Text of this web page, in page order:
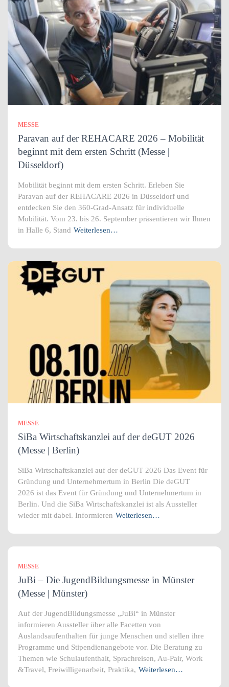
MESSE
Paravan auf der REHACARE 2026 – Mobilität
beginnt mit dem ersten Schritt (Messe |
Düsseldorf)
Mobilität beginnt mit dem ersten Schritt. Erleben Sie
Paravan auf der REHACARE 2026 in Düsseldorf und
entdecken Sie den 360-Grad-Ansatz für individuelle
Mobilität. Vom 23. bis 26. September präsentieren wir Ihnen
in Halle 6, Stand Weiterlesen…
MESSE
SiBa Wirtschaftskanzlei auf der deGUT 2026
(Messe | Berlin)
SiBa Wirtschaftskanzlei auf der deGUT 2026 Das Event für
Gründung und Unternehmertum in Berlin Die deGUT
2026 ist das Event für Gründung und Unternehmertum in
Berlin. Und die SiBa Wirtschaftskanzlei ist als Aussteller
wieder mit dabei. Informieren Weiterlesen…
MESSE
JuBi – Die JugendBildungsmesse in Münster
(Messe | Münster)
Auf der JugendBildungsmesse „JuBi“ in Münster
informieren Aussteller über alle Facetten von
Auslandsaufenthalten für junge Menschen und stellen ihre
Programme und Stipendienangebote vor. Die Beratung zu
Themen wie Schulaufenthalt, Sprachreisen, Au-Pair, Work
&Travel, Freiwilligenarbeit, Praktika, Weiterlesen…